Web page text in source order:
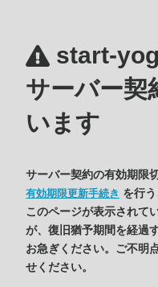
start-
サーバー契
います
サーバー契約の有効期限
有効期限更新手続き を行
このページが表示されて
が、復旧猶予期間を経過
お急ぎください。ご不明
せください。